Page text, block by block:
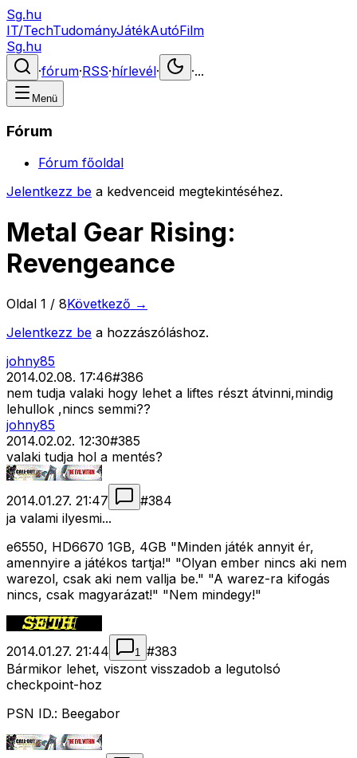
Sg.hu
IT/TechTudományJátékAutóFilm
Sg.hu
·fórum·RSS·hírlevél· ·...
Menü
Fórum
Fórum főoldal
Jelentkezz be a kedvenceid megtekintéséhez.
Metal Gear Rising:
Revengeance
Oldal 1 / 8Következő →
Jelentkezz be a hozzászóláshoz.
johny85
2014.02.08. 17:46#386
nem tudja valaki hogy lehet a liftes részt átvinni,mindig
lehullok ,nincs semmi??
johny85
2014.02.02. 12:30#385
valaki tudja hol a mentés?
2014.01.27. 21:47 #384
ja valami ilyesmi...
e6550, HD6670 1GB, 4GB "Minden játék annyit ér,
amennyire a játékos tartja!" "Olyan ember nincs aki nem
warezol, csak aki nem vallja be." "A warez-ra kifogás
nincs, csak magyarázat!" "Nem mindegy!"
2014.01.27. 21:44 1 #383
Bármikor lehet, viszont visszadob a legutolsó
checkpoint-hoz
PSN ID.: Beegabor